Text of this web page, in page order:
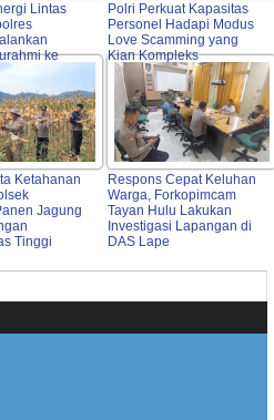
Lintas
ke
Tokoh
hingga
Polri Perkuat Kapasitas
Personel Hadapi Modus
Love Scamming yang
Kian Kompleks
Ketahanan
Jagung
Tinggi
Respons Cepat Keluhan
Warga, Forkopimcam
Tayan Hulu Lakukan
Investigasi Lapangan di
DAS Lape